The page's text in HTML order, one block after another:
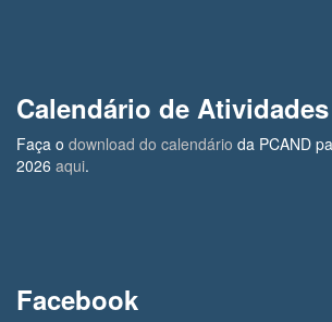
Calendário de Atividades
Faça o download do calendário da PCAND
2026 aqui.
Facebook